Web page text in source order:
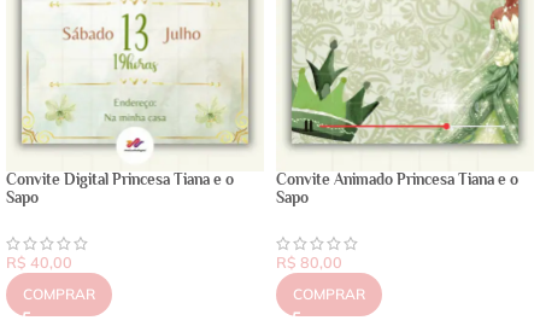
Convite Digital Princesa Tiana e o
Sapo
R$ 40,00
COMPRAR
Convite Animado Princesa Tiana e o
Sapo
R$ 80,00
COMPRAR